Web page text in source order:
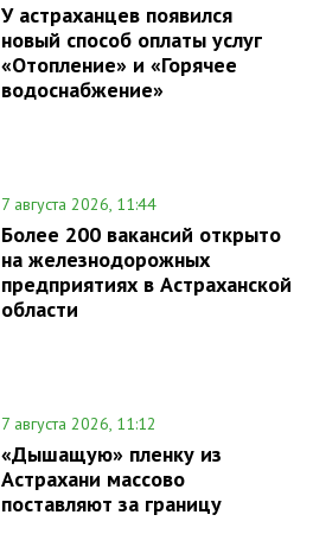
У астраханцев появился
новый способ оплаты услуг
«Отопление» и «Горячее
водоснабжение»
7 августа 2026, 11:44
Более 200 вакансий открыто
на железнодорожных
предприятиях в Астраханской
области
7 августа 2026, 11:12
«Дышащую» пленку из
Астрахани массово
поставляют за границу